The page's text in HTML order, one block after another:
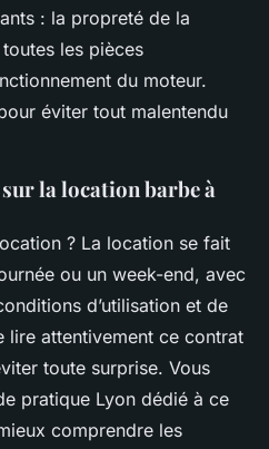
: la propreté de la
les pièces
du moteur.
éviter tout malentendu
la location barbe à
? La location se fait
ou un week-end, avec
d’utilisation et de
lire attentivement ce contrat
toute surprise. Vous
pratique Lyon dédié à ce
comprendre les